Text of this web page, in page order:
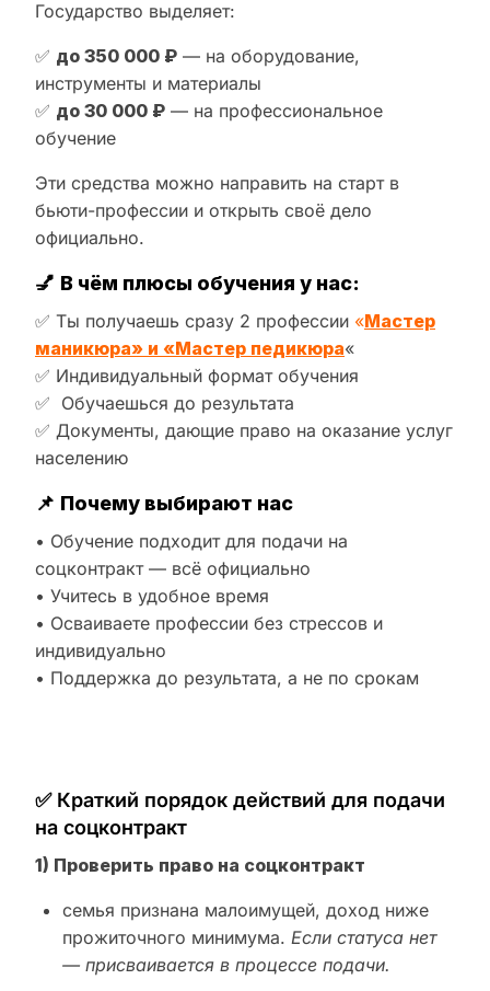
Государство выделяет:
✅ до 350 000 ₽ — на оборудование,
инструменты и материалы
✅ до 30 000 ₽ — на профессиональное
обучение
Эти средства можно направить на старт в
бьюти-профессии и открыть своё дело
официально.
💅 В чём плюсы обучения у нас:
✅ Ты получаешь сразу 2 профессии «Мастер
маникюра» и «Мастер педикюра«
✅ Индивидуальный формат обучения
✅ Обучаешься до результата
✅ Документы, дающие право на оказание услуг
населению
📌 Почему выбирают нас
• Обучение подходит для подачи на
соцконтракт — всё официально
• Учитесь в удобное время
• Осваиваете профессии без стрессов и
индивидуально
• Поддержка до результата, а не по срокам
✅ Краткий порядок действий для подачи
на соцконтракт
1) Проверить право на соцконтракт
семья признана малоимущей, доход ниже
прожиточного минимума. Если статуса нет
— присваивается в процессе подачи.